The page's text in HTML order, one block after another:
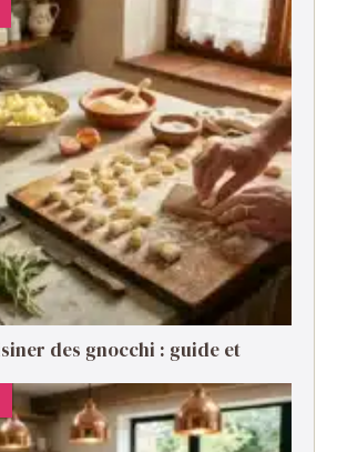
des gnocchi : guide et